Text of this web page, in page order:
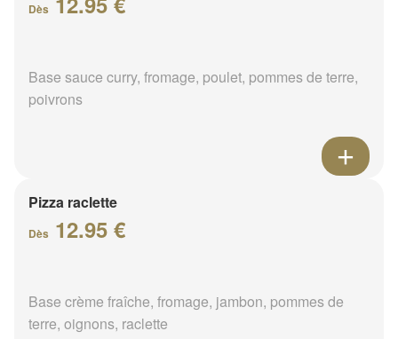
Dès
Base sauce curry, fromage, poulet, pommes de terre,
poivrons
Pizza raclette
Dès 12.95 €
Base crème fraîche, fromage, jambon, pommes de
terre, oignons, raclette